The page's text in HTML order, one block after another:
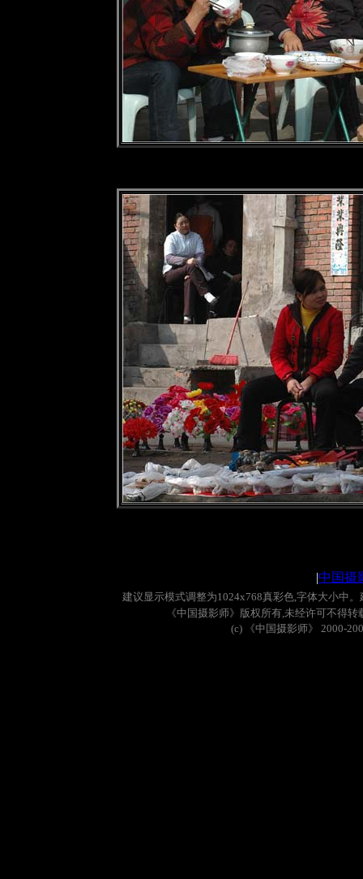
|中国摄
建议显示模式调整为1024x768真彩色,字体大小中。
《中国摄影师》版权所有,未经许可不得转
(c)
《中国摄影师》 2000-200